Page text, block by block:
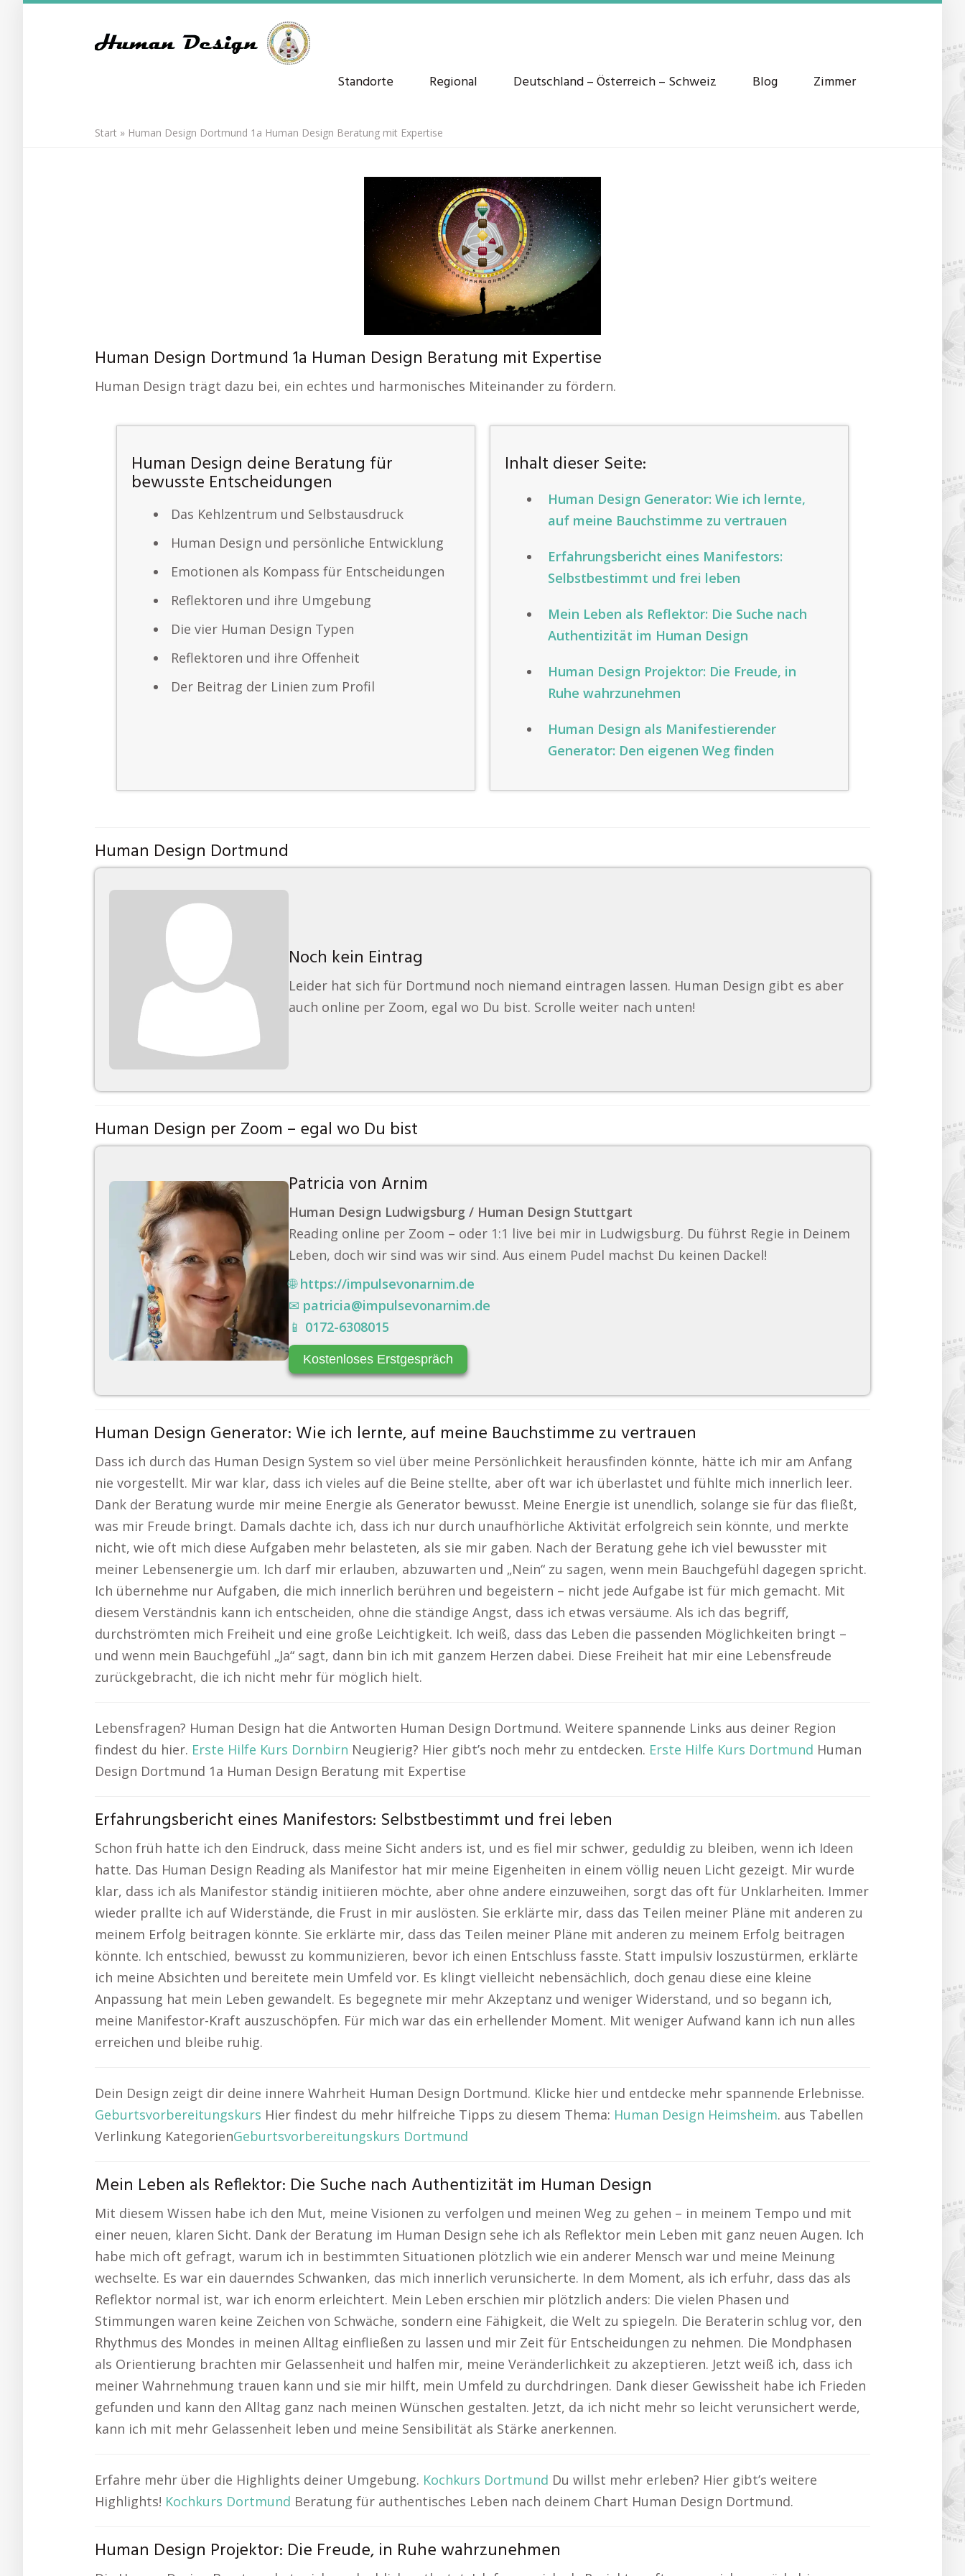
Standorte Regional Deutschland – Österreich – Schweiz Blog Zimmer
Start » Human Design Dortmund 1a Human Design Beratung mit Expertise
Human Design Dortmund 1a Human Design Beratung mit Expertise
Human Design trägt dazu bei, ein echtes und harmonisches Miteinander zu fördern.
Human Design deine Beratung für
bewusste Entscheidungen
Das Kehlzentrum und Selbstausdruck
Human Design und persönliche Entwicklung
Emotionen als Kompass für Entscheidungen
Reflektoren und ihre Umgebung
Die vier Human Design Typen
Reflektoren und ihre Offenheit
Der Beitrag der Linien zum Profil
Inhalt dieser Seite:
Human Design Generator: Wie ich lernte,
auf meine Bauchstimme zu vertrauen
Erfahrungsbericht eines Manifestors:
Selbstbestimmt und frei leben
Mein Leben als Reflektor: Die Suche nach
Authentizität im Human Design
Human Design Projektor: Die Freude, in
Ruhe wahrzunehmen
Human Design als Manifestierender
Generator: Den eigenen Weg finden
Human Design Dortmund
Noch kein Eintrag
Leider hat sich für Dortmund noch niemand eintragen lassen. Human Design gibt es aber
auch online per Zoom, egal wo Du bist. Scrolle weiter nach unten!
Human Design per Zoom – egal wo Du bist
Patricia von Arnim
Human Design Ludwigsburg / Human Design Stuttgart
Reading online per Zoom – oder 1:1 live bei mir in Ludwigsburg. Du führst Regie in Deinem
Leben, doch wir sind was wir sind. Aus einem Pudel machst Du keinen Dackel!
🌐https://impulsevonarnim.de
✉ patricia@impulsevonarnim.de
📱 0172-6308015
Kostenloses Erstgespräch
Human Design Generator: Wie ich lernte, auf meine Bauchstimme zu vertrauen
Dass ich durch das Human Design System so viel über meine Persönlichkeit herausfinden könnte, hätte ich mir am Anfang
nie vorgestellt. Mir war klar, dass ich vieles auf die Beine stellte, aber oft war ich überlastet und fühlte mich innerlich leer.
Dank der Beratung wurde mir meine Energie als Generator bewusst. Meine Energie ist unendlich, solange sie für das fließt,
was mir Freude bringt. Damals dachte ich, dass ich nur durch unaufhörliche Aktivität erfolgreich sein könnte, und merkte
nicht, wie oft mich diese Aufgaben mehr belasteten, als sie mir gaben. Nach der Beratung gehe ich viel bewusster mit
meiner Lebensenergie um. Ich darf mir erlauben, abzuwarten und „Nein“ zu sagen, wenn mein Bauchgefühl dagegen spricht.
Ich übernehme nur Aufgaben, die mich innerlich berühren und begeistern – nicht jede Aufgabe ist für mich gemacht. Mit
diesem Verständnis kann ich entscheiden, ohne die ständige Angst, dass ich etwas versäume. Als ich das begriff,
durchströmten mich Freiheit und eine große Leichtigkeit. Ich weiß, dass das Leben die passenden Möglichkeiten bringt –
und wenn mein Bauchgefühl „Ja“ sagt, dann bin ich mit ganzem Herzen dabei. Diese Freiheit hat mir eine Lebensfreude
zurückgebracht, die ich nicht mehr für möglich hielt.
Lebensfragen? Human Design hat die Antworten Human Design Dortmund. Weitere spannende Links aus deiner Region
findest du hier. Erste Hilfe Kurs Dornbirn Neugierig? Hier gibt’s noch mehr zu entdecken. Erste Hilfe Kurs Dortmund Human
Design Dortmund 1a Human Design Beratung mit Expertise
Erfahrungsbericht eines Manifestors: Selbstbestimmt und frei leben
Schon früh hatte ich den Eindruck, dass meine Sicht anders ist, und es fiel mir schwer, geduldig zu bleiben, wenn ich Ideen
hatte. Das Human Design Reading als Manifestor hat mir meine Eigenheiten in einem völlig neuen Licht gezeigt. Mir wurde
klar, dass ich als Manifestor ständig initiieren möchte, aber ohne andere einzuweihen, sorgt das oft für Unklarheiten. Immer
wieder prallte ich auf Widerstände, die Frust in mir auslösten. Sie erklärte mir, dass das Teilen meiner Pläne mit anderen zu
meinem Erfolg beitragen könnte. Sie erklärte mir, dass das Teilen meiner Pläne mit anderen zu meinem Erfolg beitragen
könnte. Ich entschied, bewusst zu kommunizieren, bevor ich einen Entschluss fasste. Statt impulsiv loszustürmen, erklärte
ich meine Absichten und bereitete mein Umfeld vor. Es klingt vielleicht nebensächlich, doch genau diese eine kleine
Anpassung hat mein Leben gewandelt. Es begegnete mir mehr Akzeptanz und weniger Widerstand, und so begann ich,
meine Manifestor-Kraft auszuschöpfen. Für mich war das ein erhellender Moment. Mit weniger Aufwand kann ich nun alles
erreichen und bleibe ruhig.
Dein Design zeigt dir deine innere Wahrheit Human Design Dortmund. Klicke hier und entdecke mehr spannende Erlebnisse.
Geburtsvorbereitungskurs Hier findest du mehr hilfreiche Tipps zu diesem Thema: Human Design Heimsheim. aus Tabellen
Verlinkung KategorienGeburtsvorbereitungskurs Dortmund
Mein Leben als Reflektor: Die Suche nach Authentizität im Human Design
Mit diesem Wissen habe ich den Mut, meine Visionen zu verfolgen und meinen Weg zu gehen – in meinem Tempo und mit
einer neuen, klaren Sicht. Dank der Beratung im Human Design sehe ich als Reflektor mein Leben mit ganz neuen Augen. Ich
habe mich oft gefragt, warum ich in bestimmten Situationen plötzlich wie ein anderer Mensch war und meine Meinung
wechselte. Es war ein dauerndes Schwanken, das mich innerlich verunsicherte. In dem Moment, als ich erfuhr, dass das als
Reflektor normal ist, war ich enorm erleichtert. Mein Leben erschien mir plötzlich anders: Die vielen Phasen und
Stimmungen waren keine Zeichen von Schwäche, sondern eine Fähigkeit, die Welt zu spiegeln. Die Beraterin schlug vor, den
Rhythmus des Mondes in meinen Alltag einfließen zu lassen und mir Zeit für Entscheidungen zu nehmen. Die Mondphasen
als Orientierung brachten mir Gelassenheit und halfen mir, meine Veränderlichkeit zu akzeptieren. Jetzt weiß ich, dass ich
meiner Wahrnehmung trauen kann und sie mir hilft, mein Umfeld zu durchdringen. Dank dieser Gewissheit habe ich Frieden
gefunden und kann den Alltag ganz nach meinen Wünschen gestalten. Jetzt, da ich nicht mehr so leicht verunsichert werde,
kann ich mit mehr Gelassenheit leben und meine Sensibilität als Stärke anerkennen.
Erfahre mehr über die Highlights deiner Umgebung. Kochkurs Dortmund Du willst mehr erleben? Hier gibt’s weitere
Highlights! Kochkurs Dortmund Beratung für authentisches Leben nach deinem Chart Human Design Dortmund.
Human Design Projektor: Die Freude, in Ruhe wahrzunehmen